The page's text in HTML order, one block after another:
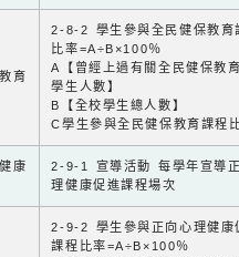
育
2-8-2 學生參與全民健保教育
比率=A÷B×100％
A【曾經上過有關全民健保教
學生人數】
B【全校學生總人數】
C學生參與全民健保教育課程
康
2-9-1 宣導活動 每學年宣導
理健康促進課程場次
2-9-2 學生參與正向心理健康
課程比率=A÷B×100％